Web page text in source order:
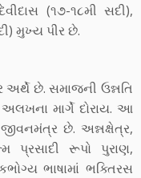
(૧૭-૧૮મી સદી),
મુખ્ય પીર છે.
અર્થે છે. સમાજની ઉન્નતિ
માર્ગે દોરાય. આ
જીવનમંત્ર છે. અન્નક્ષેત્ર,
પ્રસાદી રૂપો પુરાણ,
ભાષામાં ભક્તિરસ